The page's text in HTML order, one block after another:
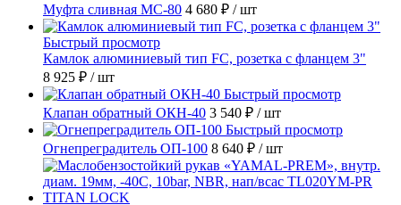
Муфта сливная МС-80 4 680 ₽ / шт
Быстрый просмотр
Камлок алюминиевый тип FC, розетка с фланцем 3"
8 925 ₽ / шт
Быстрый просмотр
Клапан обратный ОКН-40 3 540 ₽ / шт
Быстрый просмотр
Огнепреградитель ОП-100 8 640 ₽ / шт